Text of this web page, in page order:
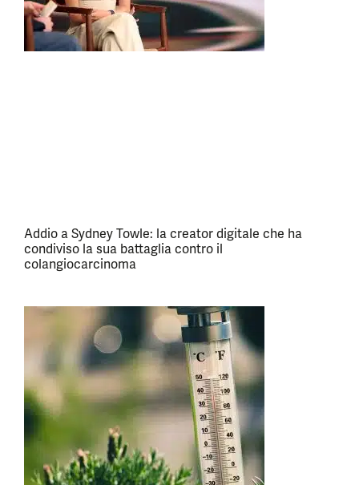
Addio a Sydney Towle: la creator digitale che ha
condiviso la sua battaglia contro il
colangiocarcinoma